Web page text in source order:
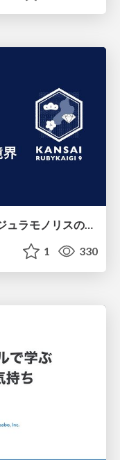
torikago - Ruby::Boxで照らすモジュラモノリスの実行境界
1 330